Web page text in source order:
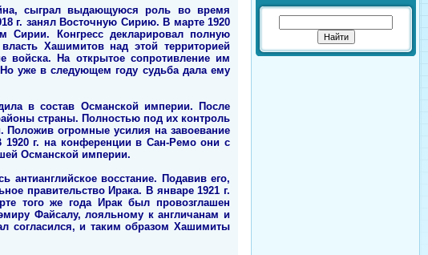
сыграл выдающуюся роль во время
г. занял Восточную Сирию. В марте 1920
Сирии. Конгресс декларировал полную
Хашимитов над этой территорией
войска. На открытое сопротивление им
уже в следующем году судьба дала ему
в состав Османской империи. После
страны. Полностью под их контроль
огромные усилия на завоевание
1920 г. на конференции в Сан-Ремо они с
Османской империи.
восстание. Подавив его,
правительство Ирака. В январе 1921 г.
того же года Ирак был провозглашен
Файсалу, лояльному к англичанам и
согласился, и таким образом Хашимиты